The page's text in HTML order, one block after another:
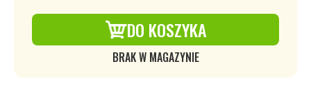
DO KOSZYKA
BRAK W MAGAZYNIE